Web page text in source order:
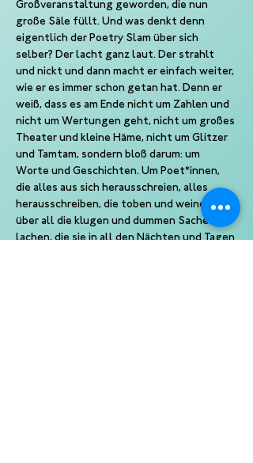
Großveranstaltung geworden, die nun
große Säle füllt. Und was denkt denn
eigentlich der Poetry Slam über sich
selber? Der lacht ganz laut. Der strahlt
und nickt und dann macht er einfach weiter,
wie er es immer schon getan hat. Denn er
weiß, dass es am Ende nicht um Zahlen und
nicht um Wertungen geht, nicht um großes
Theater und kleine Häme, nicht um Glitzer
und Tamtam, sondern bloß darum: um
Worte und Geschichten. Um Poet*innen,
die alles aus sich herausschreien, alles
herausschreiben, die toben und weinen, die
über all die klugen und dummen Sachen
lachen, die sie in all den Nächten und Tagen